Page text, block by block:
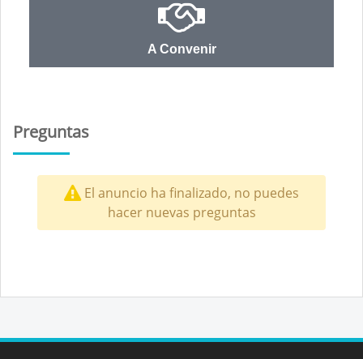
A Convenir
Preguntas
El anuncio ha finalizado, no puedes
hacer nuevas preguntas